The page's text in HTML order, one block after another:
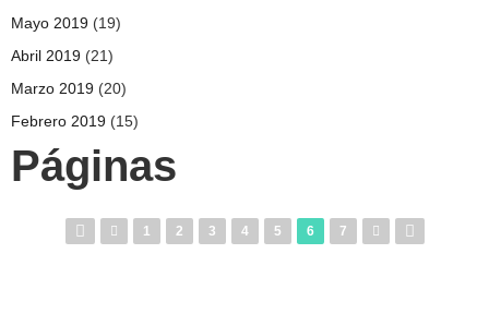
Mayo 2019 (19)
Abril 2019 (21)
Marzo 2019 (20)
Febrero 2019 (15)
Páginas
1 2 3 4 5 6 7